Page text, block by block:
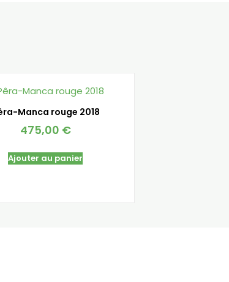
Manca rouge 2018
475,00 €
Ajouter au panier